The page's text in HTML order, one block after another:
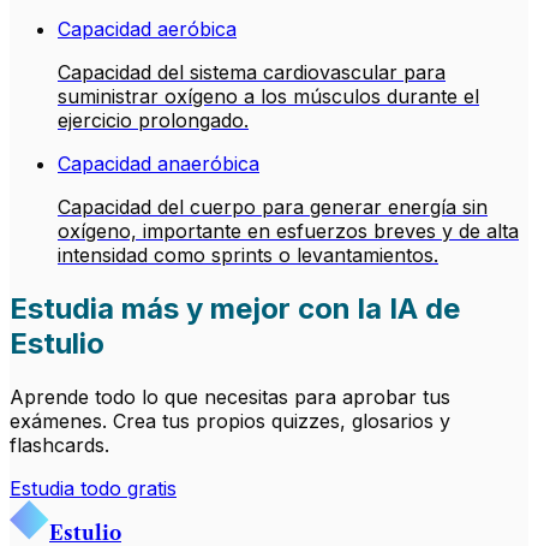
Capacidad aeróbica
Capacidad del sistema cardiovascular para
suministrar oxígeno a los músculos durante el
ejercicio prolongado.
Capacidad anaeróbica
Capacidad del cuerpo para generar energía sin
oxígeno, importante en esfuerzos breves y de alta
intensidad como sprints o levantamientos.
Estudia más y mejor con la IA de
Estulio
Aprende todo lo que necesitas para aprobar tus
exámenes. Crea tus propios quizzes, glosarios y
flashcards.
Estudia todo gratis
Estulio